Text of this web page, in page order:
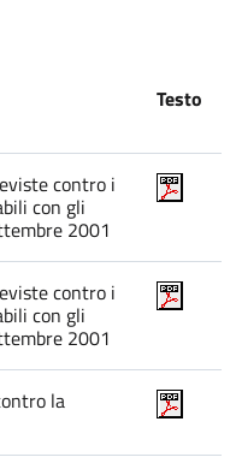
Testo
contro i
con gli
2001
contro i
con gli
2001
la